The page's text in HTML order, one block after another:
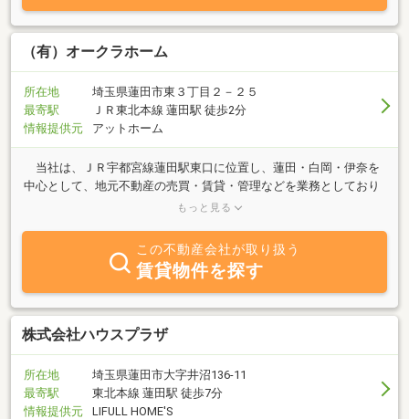
（有）オークラホーム
所在地
埼玉県蓮田市東３丁目２－２５
最寄駅
ＪＲ東北本線 蓮田駅 徒歩2分
情報提供元
アットホーム
当社は、ＪＲ宇都宮線蓮田駅東口に位置し、蓮田・白岡・伊奈を
中心として、地元不動産の売買・賃貸・管理などを業務としており
ます。 また、不動産のことなら何でもご相談を常時受付しており
るように頑張っております。 ぜひ、当社に御来店ください。お待
ちしております。
もっと見る
この不動産会社が取り扱う
賃貸物件を探す
株式会社ハウスプラザ
所在地
埼玉県蓮田市大字井沼136-11
最寄駅
東北本線 蓮田駅 徒歩7分
情報提供元
LIFULL HOME'S